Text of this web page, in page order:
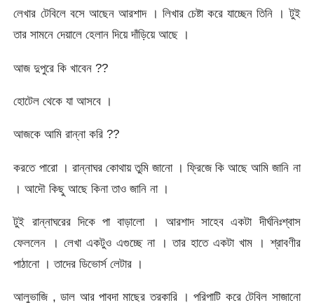
লেখার টেবিলে বসে আছেন আরশাদ । লিখার চেষ্টা করে যাচ্ছেন তিনি । টুই
তার সামনে দেয়ালে হেলান দিয়ে দাঁড়িয়ে আছে ।
আজ দুপুরে কি খাবেন ??
হোটেল থেকে যা আসবে ।
আজকে আমি রান্না করি ??
করতে পারো । রান্নাঘর কোথায় তুমি জানো । ফ্রিজে কি আছে আমি জানি না
। আদৌ কিছু আছে কিনা তাও জানি না ।
টুই রান্নাঘরের দিকে পা বাড়ালো । আরশাদ সাহেব একটা দীর্ঘনিঃশ্বাস
ফেললেন । লেখা একটুও এগুচ্ছে না । তার হাতে একটা খাম । শ্রাবণীর
পাঠানো । তাদের ডিভোর্স লেটার ।
আলুভাজি , ডাল আর পাবদা মাছের তরকারি । পরিপাটি করে টেবিল সাজানো